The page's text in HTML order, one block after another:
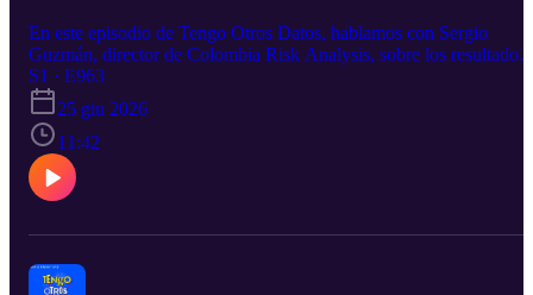
En este episodio de Tengo Otros Datos, hablamos con Sergio
Guzmán, director de Colombia Risk Analysis, sobre los resultados
de las elecciones en Colombia.
S1 · E963
25 giu 2026
11:42